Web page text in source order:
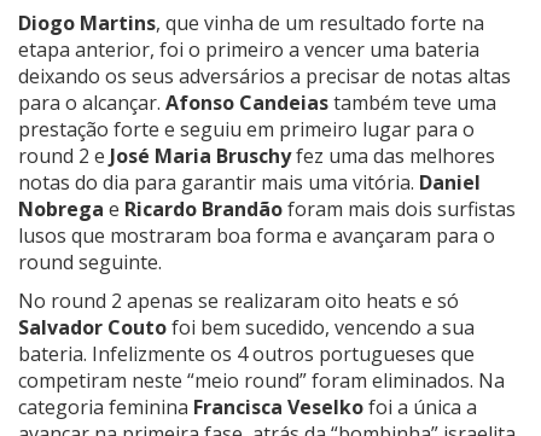
Diogo Martins, que vinha de um resultado forte na
etapa anterior, foi o primeiro a vencer uma bateria
deixando os seus adversários a precisar de notas altas
para o alcançar. Afonso Candeiastambém teve uma
prestação forte e seguiu em primeiro lugar para o
round 2 e José Maria Bruschyfez uma das melhores
notas do dia para garantir mais uma vitória. Daniel
Nobrega e Ricardo Brandãoforam mais dois surfistas
lusos que mostraram boa forma e avançaram para o
round seguinte.
No round 2 apenas se realizaram oito heats e só
Salvador Coutofoi bem sucedido, vencendo a sua
bateria. Infelizmente os 4 outros portugueses que
competiram neste “meio round” foram eliminados. Na
categoria feminina Francisca Veselkofoi a única a